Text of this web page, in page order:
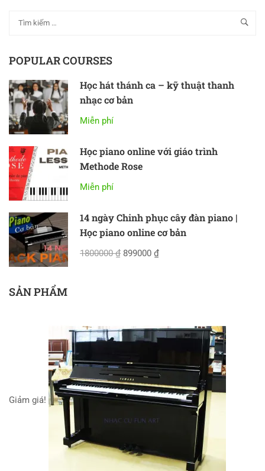
POPULAR COURSES
Học hát thánh ca – kỹ thuật thanh
nhạc cơ bản
Miễn phí
Học piano online với giáo trình
Methode Rose
Miễn phí
14 ngày Chinh phục cây đàn piano |
Học piano online cơ bản
1800000 ₫ 899000 ₫
SẢN PHẨM
Giảm giá!